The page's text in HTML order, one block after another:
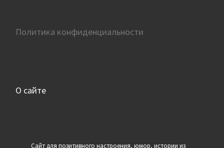
Политика конфиденциальности
О сайте
Сайт для позитивного настроения, юмор, истории из